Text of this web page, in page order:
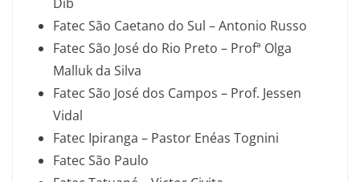
Fatec São Caetano do Sul – Antonio Russo
Fatec São José do Rio Preto – Profª Olga
Malluk da Silva
Fatec São José dos Campos – Prof. Jessen
Vidal
Fatec Ipiranga – Pastor Enéas Tognini
Fatec São Paulo